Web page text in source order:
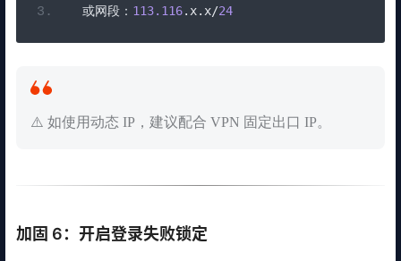
或网段： 113.116. x. x/24
⚠️ 如使用动态 IP，建议配合 VPN 固定出口 IP。
加固 6：开启登录失败锁定